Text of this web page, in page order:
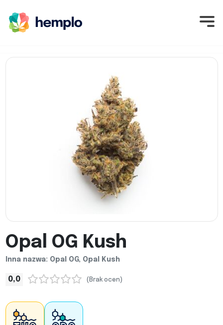
Opal OG Kush
Inna nazwa: Opal OG, Opal Kush
0,0 (Brak ocen)